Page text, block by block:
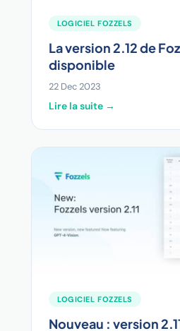
LOGICIEL FOZZELS
La version 2.12 de
disponible
22 Dec 2023
Lire la suite →
LOGICIEL FOZZELS
Nouveau : version